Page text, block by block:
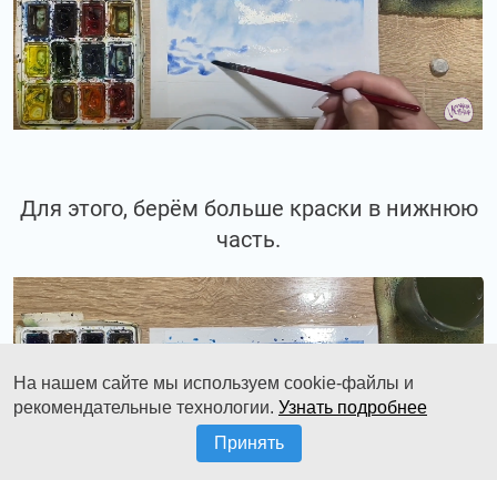
Для этого, берём больше краски в нижнюю
часть.
На нашем сайте мы используем cookie-файлы и
рекомендательные технологии. Узнать подробнее
Принять